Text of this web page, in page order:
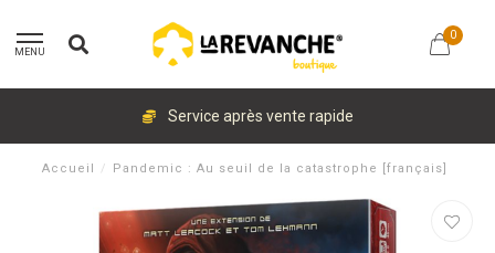
MENU
0
Service après vente rapide
Accueil / Pandemic : Au seuil de la catastrophe [français]